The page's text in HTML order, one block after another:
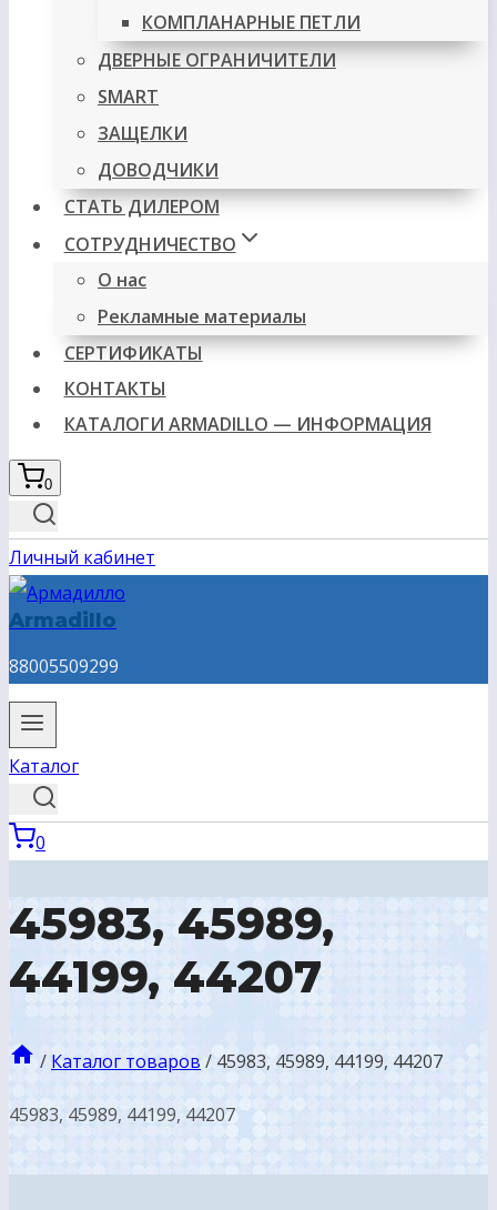
КОМПЛАНАРНЫЕ ПЕТЛИ
ДВЕРНЫЕ ОГРАНИЧИТЕЛИ
SMART
ЗАЩЕЛКИ
ДОВОДЧИКИ
СТАТЬ ДИЛЕРОМ
СОТРУДНИЧЕСТВО
О нас
Рекламные материалы
СЕРТИФИКАТЫ
КОНТАКТЫ
КАТАЛОГИ ARMADILLO — ИНФОРМАЦИЯ
0
Личный кабинет
Armadillo
88005509299
Каталог
0
45983, 45989,
44199, 44207
/ Каталог товаров / 45983, 45989, 44199, 44207
45983, 45989, 44199, 44207